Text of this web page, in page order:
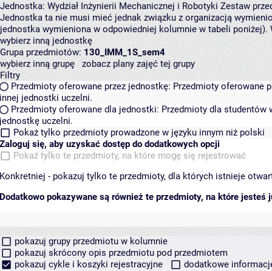
Jednostka: Wydział Inżynierii Mechanicznej i Robotyki Zestaw
Jednostka ta nie musi mieć jednak związku z organizacją
jednostka wymieniona w odpowiedniej kolumnie w tabeli
wybierz inną jednostkę
Grupa przedmiotów: 130_IMM_1S_sem4
wybierz inną grupę
zobacz plany zajęć tej grupy
Filtry
Przedmioty oferowane przez jednostkę: Przedmioty oferowane
innej jednostki uczelni.
Przedmioty oferowane dla jednostki: Przedmioty dla studentów
jednostkę uczelni.
Pokaż tylko przedmioty prowadzone w języku innym niż polski
Zaloguj się, aby uzyskać dostęp do dodatkowych opcji
Pokaż tylko te przedmioty, na które mogę się rejestrować
Konkretniej - pokazuj tylko te przedmioty, dla których istnieje
Dodatkowo pokazywane są również te przedmioty, na które jesteś
pokazuj grupy przedmiotu w kolumnie
pokazuj skrócony opis przedmiotu pod przedmiotem
pokazuj cykle i koszyki rejestracyjne
dodatkowe